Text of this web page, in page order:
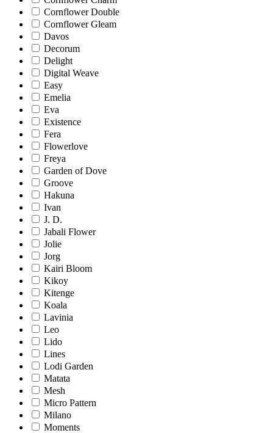
Cornflower Double
Cornflower Gleam
Davos
Decorum
Delight
Digital Weave
Easy
Emelia
Eva
Existence
Fera
Flowerlove
Freya
Garden of Dove
Groove
Hakuna
Ivan
J. D.
Jabali Flower
Jolie
Jorg
Kairi Bloom
Kikoy
Kitenge
Koala
Lavinia
Leo
Lido
Lines
Lodi Garden
Matata
Mesh
Micro Pattern
Milano
Moments